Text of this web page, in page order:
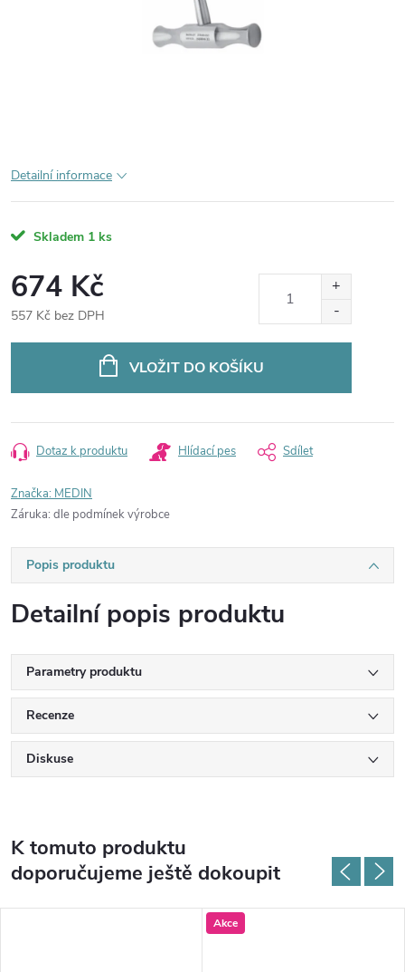
Detailní informace
Skladem 1 ks
674 Kč
557 Kč bez DPH
VLOŽIT DO KOŠÍKU
Dotaz k produktu Hlídací pes Sdílet
Značka: MEDIN
Záruka: dle podmínek výrobce
Popis produktu
Detailní popis produktu
Parametry produktu
Recenze
Diskuse
K tomuto produktu
doporučujeme ještě dokoupit
Akce